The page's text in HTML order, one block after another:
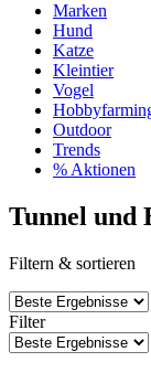
Marken
Hund
Katze
Kleintier
Vogel
Outdoor
Trends
% Aktionen
Tunnel und
Filtern & sortieren
Filter